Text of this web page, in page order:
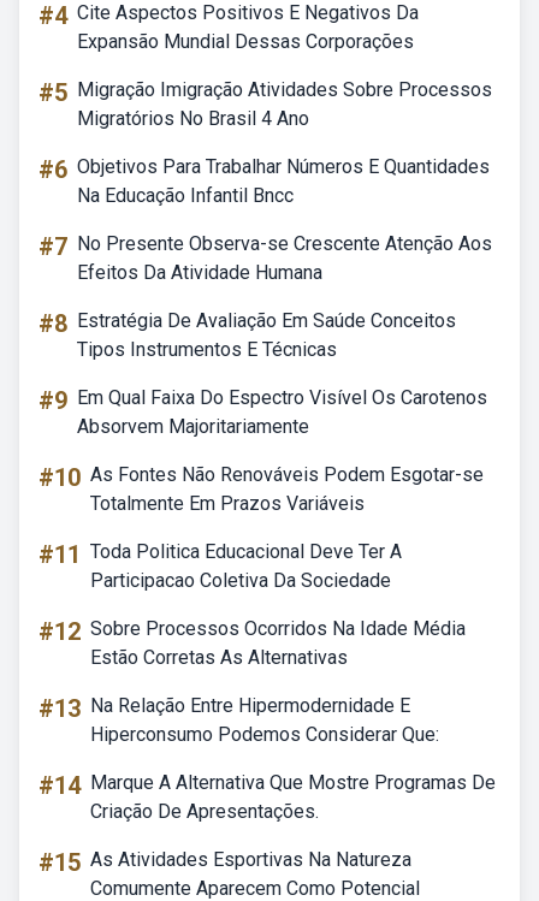
#4 Cite Aspectos Positivos E Negativos Da
Expansão Mundial Dessas Corporações
#5 Migração Imigração Atividades Sobre Processos
Migratórios No Brasil 4 Ano
#6 Objetivos Para Trabalhar Números E Quantidades
Na Educação Infantil Bncc
#7 No Presente Observa-se Crescente Atenção Aos
Efeitos Da Atividade Humana
#8 Estratégia De Avaliação Em Saúde Conceitos
Tipos Instrumentos E Técnicas
#9 Em Qual Faixa Do Espectro Visível Os Carotenos
Absorvem Majoritariamente
#10 As Fontes Não Renováveis Podem Esgotar-se
Totalmente Em Prazos Variáveis
#11 Toda Politica Educacional Deve Ter A
Participacao Coletiva Da Sociedade
#12 Sobre Processos Ocorridos Na Idade Média
Estão Corretas As Alternativas
#13 Na Relação Entre Hipermodernidade E
Hiperconsumo Podemos Considerar Que:
#14 Marque A Alternativa Que Mostre Programas De
Criação De Apresentações.
#15 As Atividades Esportivas Na Natureza
Comumente Aparecem Como Potencial